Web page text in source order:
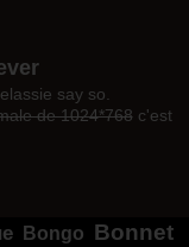
say so.
de 1024*768c'est
Bongo Bonnet